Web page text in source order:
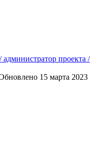
администратор проекта /
15 марта 2023